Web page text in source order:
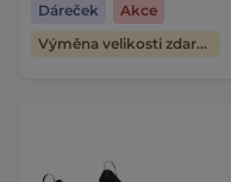
Dáreček
Akce
Výměna velikosti zdarma